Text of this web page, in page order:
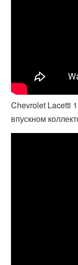
Chevrolet Lacetti
впускном